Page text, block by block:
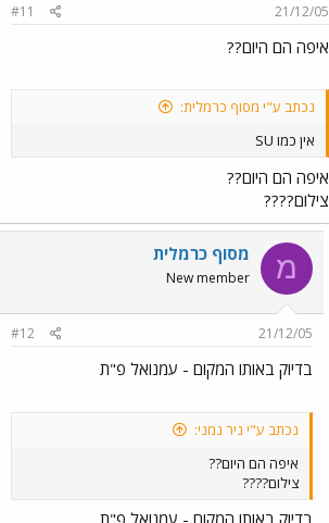
21/12/05
#11
איפה הם היום??
נכתב ע"י מסוף כרמלית:
אין כמו SU
איפה הם היום??
צילום????
מ מסוף כרמלית
New member
21/12/05
#12
בדיוק באותו המקום - עמנואל פ"ת
נכתב ע"י ניר נמני:
איפה הם היום??
צילום????
בדיוק באותו המקום - עמנואל פ"ת